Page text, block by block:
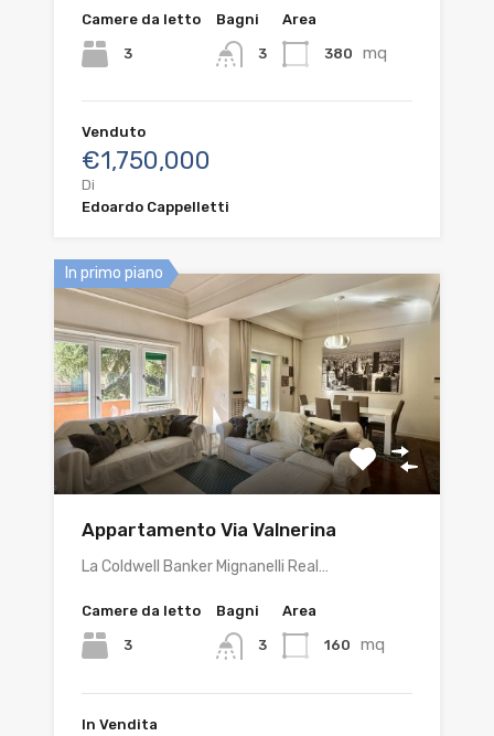
Camere da letto
3
Bagni
3
Area
380 mq
Venduto
€1,750,000
Di
Edoardo Cappelletti
In primo piano
Appartamento Via Valnerina
La Coldwell Banker Mignanelli Real…
Camere da letto
3
Bagni
3
Area
160 mq
In Vendita